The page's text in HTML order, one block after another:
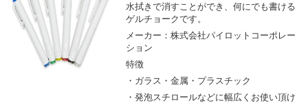
水拭きで消すことができ、何にでも書ける
ゲルチョークです。
メーカー：株式会社パイロットコーポレー
ション
特徴
・ガラス・金属・プラスチック
・発泡スチロールなどに幅広くお使い頂け